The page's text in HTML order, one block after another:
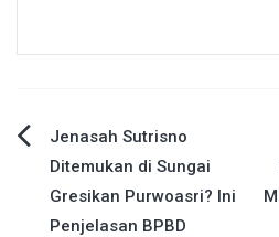
Navigasi
pos
Jenasah Sutrisno
Ditemukan di Sungai
Gresikan Purwoasri? Ini
Penjelasan BPBD